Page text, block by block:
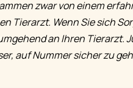
zwar von einem
Tierarzt. Wenn Sie sich
an Ihren Tierarzt.
auf Nummer sicher zu